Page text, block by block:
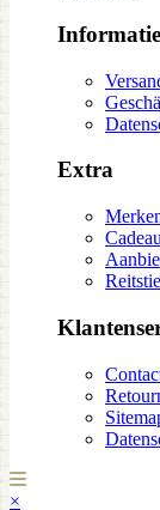
Informatie
Extra
×